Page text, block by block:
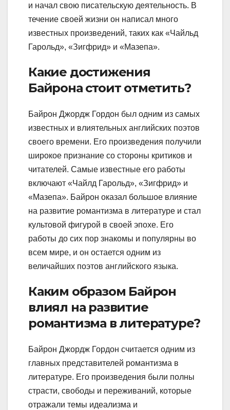
и начал свою писательскую деятельность. В
течение своей жизни он написал много
известных произведений, таких как «Чайльд
Гарольд», «Зигфрид» и «Мазепа».
Какие достижения
Байрона стоит отметить?
Байрон Джордж Гордон был одним из самых
известных и влиятельных английских поэтов
своего времени. Его произведения получили
широкое признание со стороны критиков и
читателей. Самые известные его работы
включают «Чайлд Гарольд», «Зигфрид» и
«Мазепа». Байрон оказал большое влияние
на развитие романтизма в литературе и стал
культовой фигурой в своей эпохе. Его
работы до сих пор знакомы и популярны во
всем мире, и он остается одним из
величайших поэтов английского языка.
Каким образом Байрон
влиял на развитие
романтизма в литературе?
Байрон Джордж Гордон считается одним из
главных представителей романтизма в
литературе. Его произведения были полны
страсти, свободы и переживаний, которые
отражали темы идеализма и